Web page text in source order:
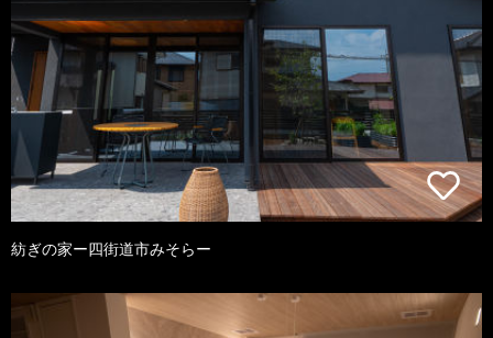
紡ぎの家ー四街道市みそらー